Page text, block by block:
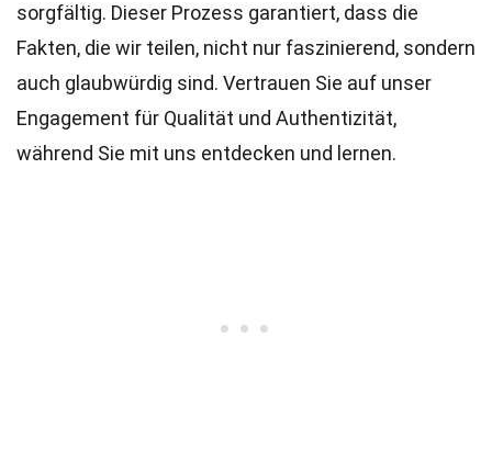
sorgfältig. Dieser Prozess garantiert, dass die
Fakten, die wir teilen, nicht nur faszinierend, sondern
auch glaubwürdig sind. Vertrauen Sie auf unser
Engagement für Qualität und Authentizität,
während Sie mit uns entdecken und lernen.